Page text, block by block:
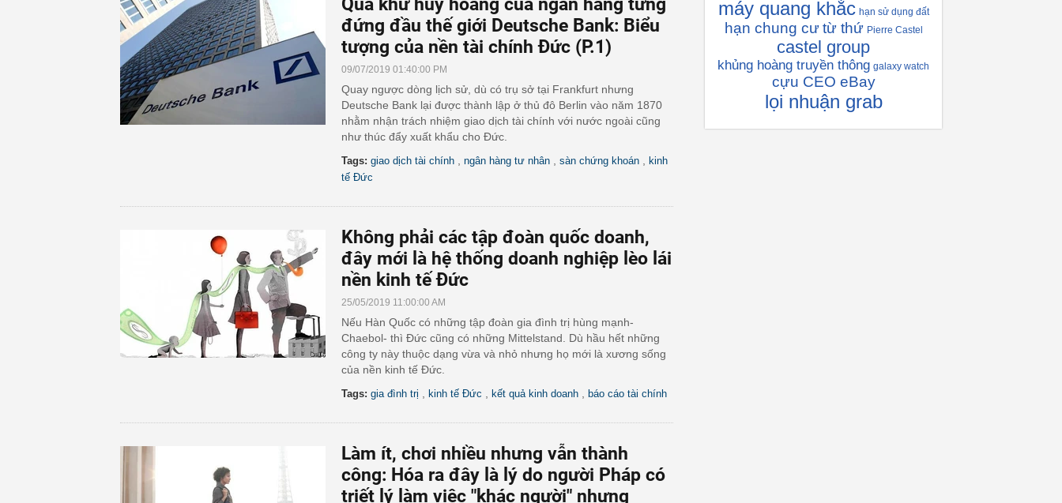
Quá khứ huy hoàng của ngân hàng từng
đứng đầu thế giới Deutsche Bank: Biểu
tượng của nền tài chính Đức (P.1)
09/07/2019 01:40:00 PM
Quay ngược dòng lịch sử, dù có trụ sở tại Frankfurt nhưng
Deutsche Bank lại được thành lập ở thủ đô Berlin vào năm 1870
nhằm nhận trách nhiệm giao dịch tài chính với nước ngoài cũng
như thúc đẩy xuất khẩu cho Đức.
Tags: giao dịch tài chính ngân hàng tư nhân sàn chứng khoán
kinh
tế Đức
Không phải các tập đoàn quốc doanh,
đây mới là hệ thống doanh nghiệp lèo lái
nền kinh tế Đức
25/05/2019 11:00:00 AM
Nếu Hàn Quốc có những tập đoàn gia đình trị hùng mạnh-
Chaebol- thì Đức cũng có những Mittelstand. Dù hầu hết những
công ty này thuộc dạng vừa và nhỏ nhưng họ mới là xương sống
của nền kinh tế Đức.
Tags: gia đình trị kinh tế Đức kết quả kinh doanh báo cáo tài chính
Làm ít, chơi nhiều nhưng vẫn thành
công: Hóa ra đây là lý do người Pháp có
triết lý làm việc "khác người" nhưng
máy quang khắc hạn sử dụng đất
hạn chung cư từ thứ Pierre Castel
castel group
khủng hoàng truyền thông galaxy watch
cựu CEO eBay
lọi nhuận grab